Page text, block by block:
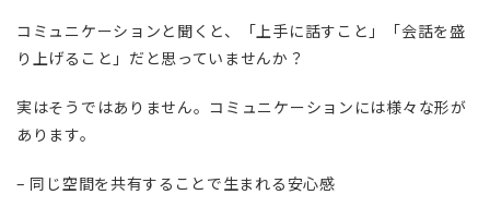
コミュニケーションと聞くと、「上手に話すこと」「会話を盛
り上げること」だと思っていませんか？
実はそうではありません。コミュニケーションには様々な形が
あります。
– 同じ空間を共有することで生まれる安心感